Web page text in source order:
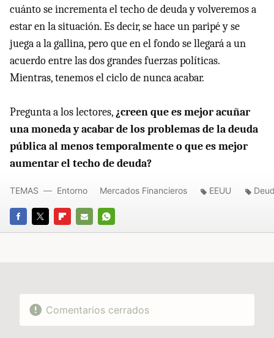
cuánto se incrementa el techo de deuda y volveremos a
estar en la situación. Es decir, se hace un paripé y se
juega a la gallina, pero que en el fondo se llegará a un
acuerdo entre las dos grandes fuerzas políticas.
Mientras, tenemos el ciclo de nunca acabar.
Pregunta a los lectores,¿creen que es mejor acuñar
una moneda y acabar de los problemas de la deuda
pública al menos temporalmente o que es mejor
aumentar el techo de deuda?
FACEBOOK
TWITTERFLIPBOARD
E-
WHATSAPP
TEMAS Entorno Mercados Financieros EEUU
Comentarios cerrados